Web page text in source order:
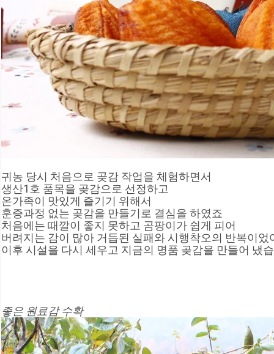
귀농 당시 처음으로 곶감 작업을 체험하면서
생산1호 품목을 곶감으로 선정하고
온가족이 맛있게 즐기기 위해서
훈증과정 없는 곶감을 만들기로 결심을 하였죠
처음에는 때깔이 좋지 못하고 곰팡이가 쉽게 피어
버려지는 감이 많아 거듭된 실패와 시행착오의 반복이었
이후 시설을 다시 세우고 지금의 명품 곶감을 만들어 냈
좋은 원료감 수확